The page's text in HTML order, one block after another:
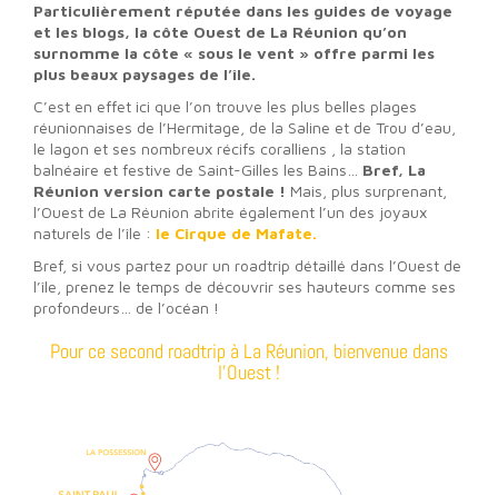
Particulièrement réputée dans les guides de voyage
et les blogs, la côte Ouest de La Réunion qu’on
surnomme la côte « sous le vent » offre parmi les
plus beaux paysages de l’île.
C’est en effet ici que l’on trouve les plus belles plages
réunionnaises de l’Hermitage, de la Saline et de Trou d’eau,
le lagon et ses nombreux récifs coralliens , la station
balnéaire et festive de Saint-Gilles les Bains… Bref, La
Réunion version carte postale ! Mais, plus surprenant,
l’Ouest de La Réunion abrite également l’un des joyaux
naturels de l’île : le Cirque de Mafate.
Bref, si vous partez pour un roadtrip détaillé dans l’Ouest de
l’île, prenez le temps de découvrir ses hauteurs comme ses
profondeurs… de l’océan !
Pour ce second roadtrip à La Réunion, bienvenue dans
l’Ouest !